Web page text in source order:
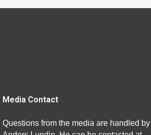
Media Contact
Questions from the media are handled